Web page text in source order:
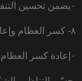
٠يضمن تحسين التنفس والأداء الوظيفي.
٨- كسر العظام وإعادة تنظيمها
٠إعادة كسر العظام الأنفية وتصحيح محاذاتها